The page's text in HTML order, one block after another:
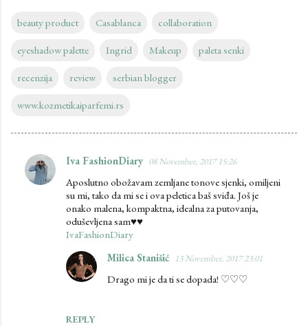
beauty product Casablanca collaboration
eyeshadow palette Ingrid Makeup paleta senki
recenzija review serbian blogger
www.kozmetikaiparfemi.rs
C
o
Iva FashionDiary 08 November, 2017 15:26
Aposlutno obožavam zemljane tonove sjenki, omiljeni
su mi, tako da mi se i ova peletica baš sviđa. Još je
onako malena, kompaktna, idealna za putovanja,
oduševljena sam♥♥
IvaFashionDiary
REPLY
Milica Stanišić 13 November, 2017 23:01
Drago mi je da ti se dopada! ♡♡♡